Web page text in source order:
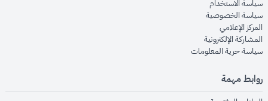
سياسة الاستخدام
سياسة الخصوصيةopens in new window
المركز الإعلاميopens in new window
المشاركة الإلكترونيةopens in new window
سياسة حرية المعلوماتopens in new window
روابط مهمة